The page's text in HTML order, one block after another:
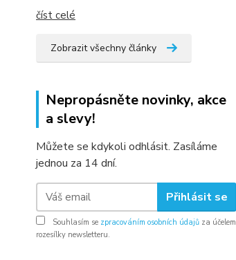
číst celé
Zobrazit všechny články
Nepropásněte novinky, akce
a slevy!
Můžete se kdykoli odhlásit. Zasíláme
jednou za 14 dní.
Přihlásit se
Souhlasím se zpracováním osobních údajů za účelem
rozesílky newsletteru.